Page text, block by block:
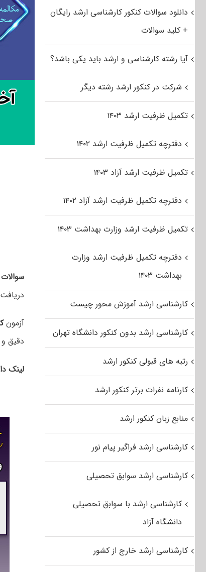
آزمون
دقیق
لینک
دانلود سوالات کنکور کارشناسی ارشد رایگان
+ کلید سوالات
آیا رشته کارشناسی و ارشد باید یکی باشد؟
شرکت در کنکور ارشد رشته دیگر
تکمیل ظرفیت ارشد ۱۴۰۳
دفترچه تکمیل ظرفیت ارشد ۱۴۰۲
تکمیل ظرفیت ارشد آزاد ۱۴۰۳
دفترچه تکمیل ظرفیت ارشد آزاد ۱۴۰۲
تکمیل ظرفیت ارشد وزارت بهداشت ۱۴۰۳
دفترچه تکمیل ظرفیت ارشد وزارت
بهداشت ۱۴۰۳
کارشناسی ارشد آموزش محور چیست
کارشناسی ارشد بدون کنکور دانشگاه تهران
رتبه های قبولی کنکور ارشد
کارنامه نفرات برتر کنکور ارشد
منابع زبان کنکور ارشد
کارشناسی ارشد فراگیر پیام نور
کارشناسی ارشد سوابق تحصیلی
کارشناسی ارشد با سوابق تحصیلی
دانشگاه آزاد
کارشناسی ارشد خارج از کشور